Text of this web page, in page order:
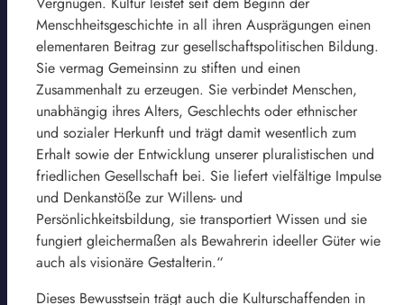
Menschheitsgeschichte in all ihren Ausprägungen einen
elementaren Beitrag zur gesellschaftspolitischen Bildung.
Sie vermag Gemeinsinn zu stiften und einen
Zusammenhalt zu erzeugen. Sie verbindet Menschen,
unabhängig ihres Alters, Geschlechts oder ethnischer
und sozialer Herkunft und trägt damit wesentlich zum
Erhalt sowie der Entwicklung unserer pluralistischen und
friedlichen Gesellschaft bei. Sie liefert vielfältige Impulse
und Denkanstöße zur Willens- und
Persönlichkeitsbildung, sie transportiert Wissen und sie
fungiert gleichermaßen als Bewahrerin ideeller Güter wie
auch als visionäre Gestalterin.“
Dieses Bewusstsein trägt auch die Kulturschaffenden in